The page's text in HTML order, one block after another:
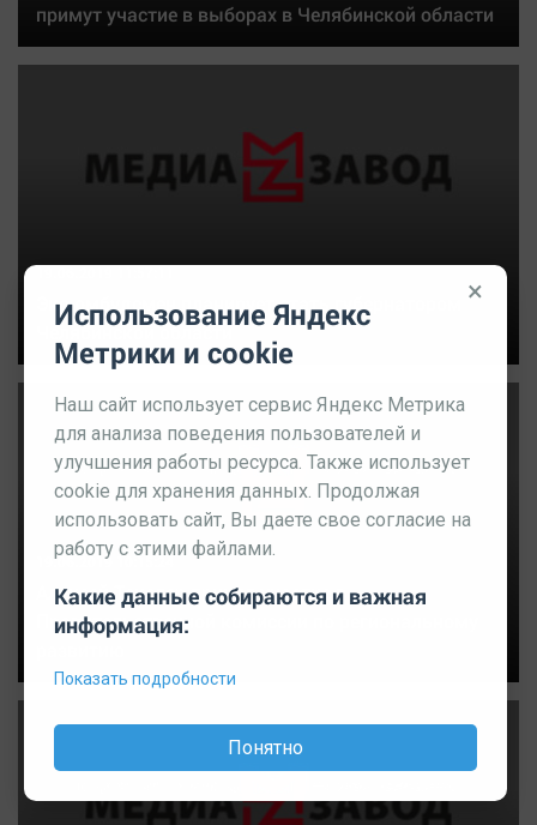
примут участие в выборах в Челябинской области
Экс-омбудсмен планирует стать губернатором
Челябинской области
19.06.2019 10:15:24
Алексей Текслер принял участие в
Правительственной комиссии по региональному
×
Использование Яндекс
Метрики и cookie
Наш сайт использует сервис Яндекс Метрика
для анализа поведения пользователей и
улучшения работы ресурса. Также использует
cookie для хранения данных. Продолжая
использовать сайт, Вы даете свое согласие на
работу с этими файлами.
Какие данные собираются и важная
информация:
Показать подробности
Понятно